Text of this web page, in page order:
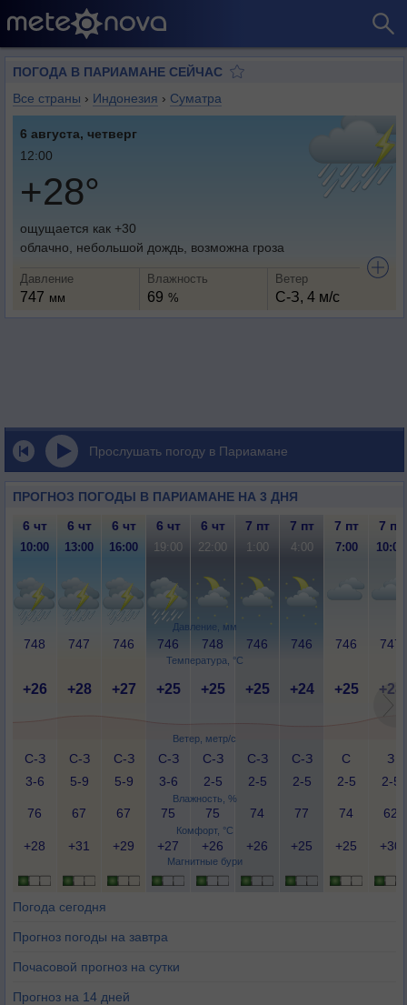
ПОГОДА В ПАРИАМАНЕ СЕЙЧАС
Все страны › Индонезия › Суматра
6 августа, четверг
12:00
+28°
ощущается как +30
облачно, небольшой дождь, возможна гроза
Давление
747 мм
Влажность
69 %
Ветер
С-З, 4 м/с
Прослушать погоду в Париамане
ПРОГНОЗ ПОГОДЫ В ПАРИАМАНЕ НА 3 ДНЯ
Давление, мм
Температура, °C
Ветер, метр/с
Влажность, %
Комфорт, °C
Магнитные бури
6 чт 6 чт 6 чт 6 чт 6 чт 7 пт 7 пт 7 пт 7 пт
10:00 13:00 16:00 19:00 22:00 1:00 4:00 7:00 10:00
748 747 746 746 748 746 746 746 747
+26 +28 +27 +25 +25 +25 +24 +25 +28
С-З
3-6
С-З
5-9
С-З
5-9
С-З
3-6
С-З
2-5
С-З
2-5
С-З
2-5
С
2-5
З
2-5
76 67 67 75 75 74 77 74 62
+28 +31 +29 +27 +26 +26 +25 +25 +30
Погода сегодня
Прогноз погоды на завтра
Почасовой прогноз на сутки
Прогноз на 14 дней